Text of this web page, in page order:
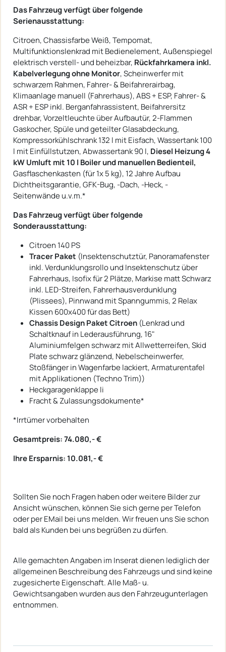
Das Fahrzeug verfügt über folgende
Serienausstattung:
Citroen, Chassisfarbe Weiß, Tempomat,
Multifunktionslenkrad mit Bedienelement, Außenspiegel
elektrisch verstell- und beheizbar, Rückfahrkamera inkl.
Kabelverlegung ohne Monitor, Scheinwerfer mit
schwarzem Rahmen, Fahrer- & Beifahrerairbag,
Klimaanlage manuell (Fahrerhaus), ABS + ESP, Fahrer- &
ASR + ESP inkl. Berganfahrassistent, Beifahrersitz
drehbar, Vorzeltleuchte über Aufbautür, 2-Flammen
Gaskocher, Spüle und geteilter Glasabdeckung,
Kompressorkühlschrank 132 l mit Eisfach, Wassertank 100
l mit Einfüllstutzen, Abwassertank 90 l, Diesel Heizung 4
kW Umluft mit 10 l Boiler und manuellen Bedienteil,
Gasflaschenkasten (für 1x 5 kg), 12 Jahre Aufbau
Dichtheitsgarantie, GFK-Bug, -Dach, -Heck, -
Seitenwände u.v.m.*
Das Fahrzeug verfügt über folgende
Sonderausstattung:
Citroen 140 PS
Tracer Paket (Insektenschutztür, Panoramafenster
inkl. Verdunklungsrollo und Insektenschutz über
Fahrerhaus, Isofix für 2 Plätze, Markise matt Schwarz
inkl. LED-Streifen, Fahrerhausverdunklung
(Plissees), Pinnwand mit Spanngummis, 2 Relax
Kissen 600x400 für das Bett)
Chassis Design Paket Citroen (Lenkrad und
Schaltknauf in Lederausführung, 16"
Aluminiumfelgen schwarz mit Allwetterreifen, Skid
Plate schwarz glänzend, Nebelscheinwerfer,
Stoßfänger in Wagenfarbe lackiert, Armaturentafel
mit Applikationen (Techno Trim))
Heckgaragenklappe li
Fracht & Zulassungsdokumente*
*Irrtümer vorbehalten
Gesamtpreis: 74.080,- €
Ihre Ersparnis: 10.081,- €
Sollten Sie noch Fragen haben oder weitere Bilder zur
Ansicht wünschen, können Sie sich gerne per Telefon
oder per EMail bei uns melden. Wir freuen uns Sie schon
bald als Kunden bei uns begrüßen zu dürfen.
Alle gemachten Angaben im Inserat dienen lediglich der
allgemeinen Beschreibung des Fahrzeugs und sind keine
zugesicherte Eigenschaft. Alle Maß- u.
Gewichtsangaben wurden aus den Fahrzeugunterlagen
entnommen.